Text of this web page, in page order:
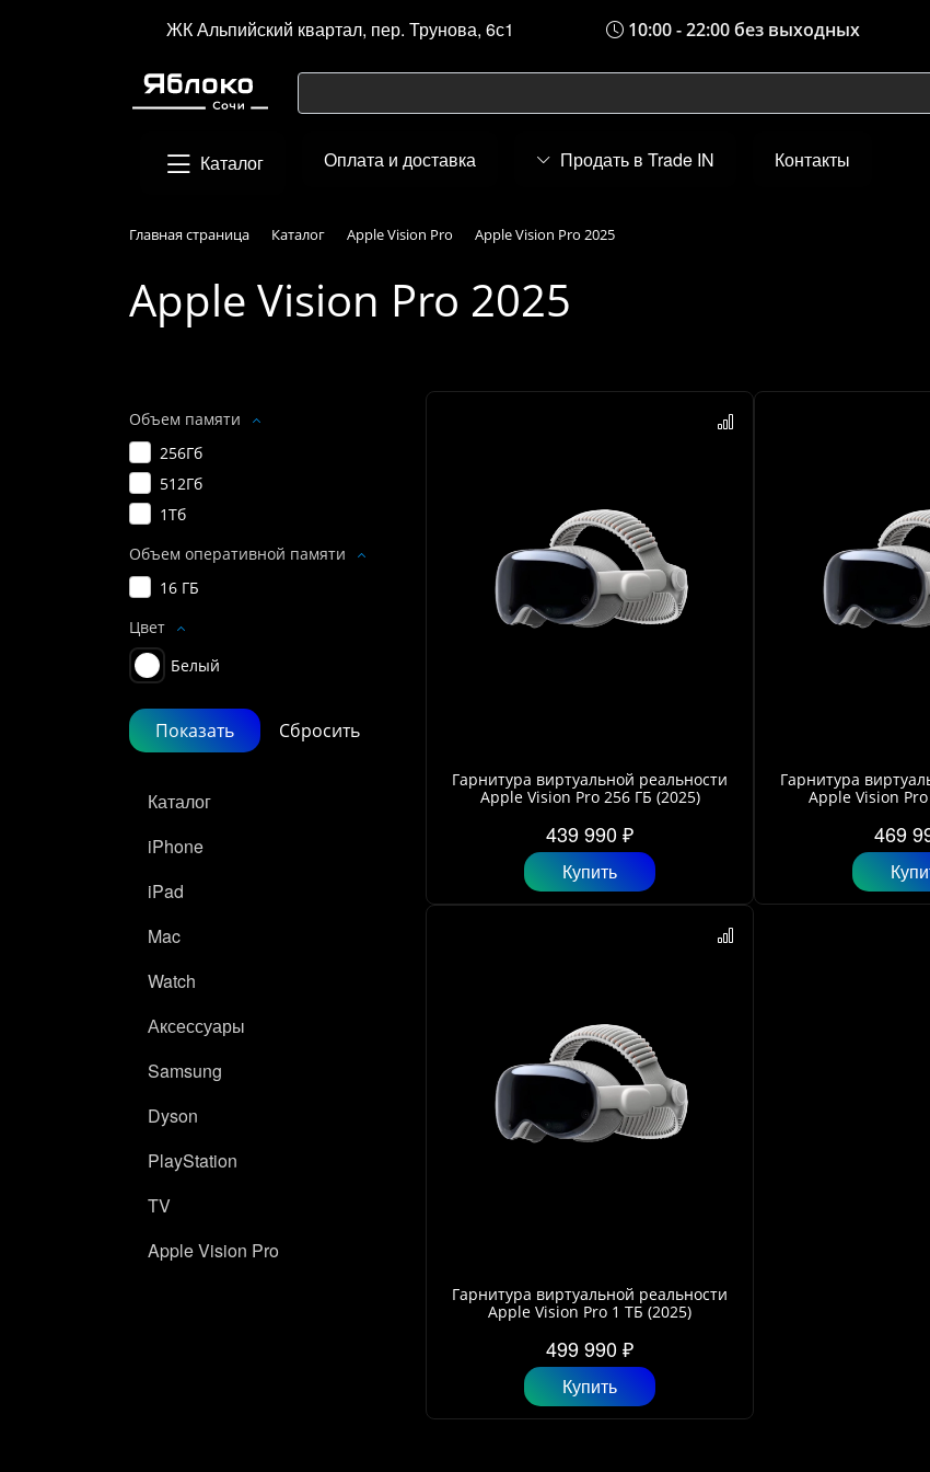
ЖК Альпийский квартал, пер. Трунова, 6с1 10:00 - 22:00 без выходных
Каталог Оплата и доставка Продать в Trade IN Контакты
Главная страница Каталог Apple Vision Pro Apple Vision Pro 2025
Apple Vision Pro 2025
Объем памяти
256Гб
512Гб
1Тб
Объем оперативной памяти
16 ГБ
Цвет
Белый
Каталог
iPhone
iPad
Mac
Watch
Аксессуары
Samsung
Dyson
PlayStation
TV
Apple Vision Pro
Гарнитура виртуальной реальности
Apple Vision Pro 256 ГБ (2025)
439 990 ₽
Купить
Гарнитура
Apple Vision
469
Гарнитура виртуальной реальности
Apple Vision Pro 1 ТБ (2025)
499 990 ₽
Купить